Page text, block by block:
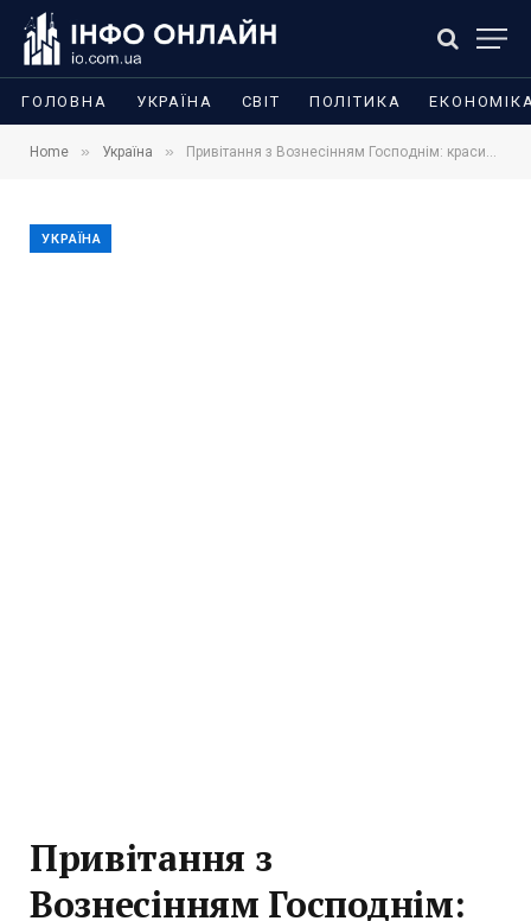
ГОЛОВНА УКРАЇНА СВІТ ПОЛІТИКА
Home » Україна » Привітання з Вознесінням Господнім: красиві слова, листівки, короткі побажання і щирі тексти для рідних
УКРАЇНА
Привітання з
Вознесінням Господнім: